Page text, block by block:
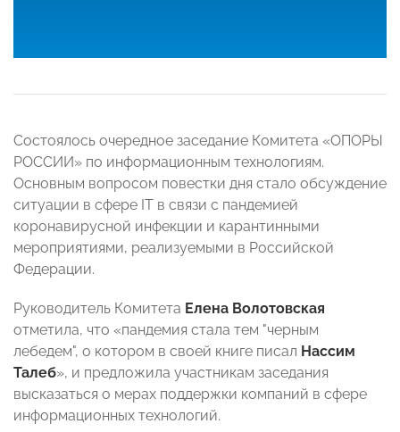
Состоялось очередное заседание Комитета «ОПОРЫ
РОССИИ» по информационным технологиям.
Основным вопросом повестки дня стало обсуждение
ситуации в сфере IT в связи с пандемией
коронавирусной инфекции и карантинными
мероприятиями, реализуемыми в Российской
Федерации.
Руководитель Комитета Елена Волотовская
отметила, что «пандемия стала тем "черным
лебедем", о котором в своей книге писал Нассим
Талеб», и предложила участникам заседания
высказаться о мерах поддержки компаний в сфере
информационных технологий.